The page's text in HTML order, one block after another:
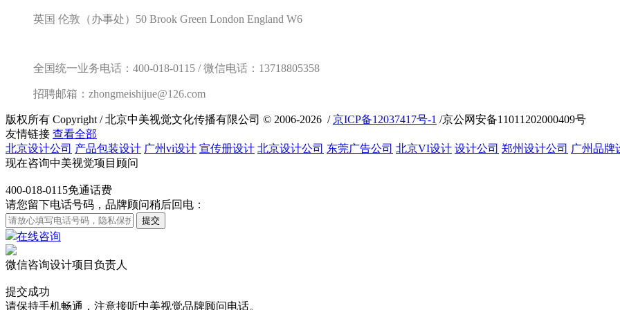
英国 伦敦（办事处）50 Brook Green London England W6
全国统一业务电话：400-018-0115 / 微信电话：13718805358
招聘邮箱：zhongmeishijue@126.com
版权所有 Copyright / 北京中美视觉文化传播有限公司 © 2006-2026 /京ICP备12037417号-1 /京公网安备11011202000409号
友情链接 查看全部
北京设计公司 产品包装设计 广州vi设计 宣传册设计 北京设计公司 东莞广告公司 北京VI设计 设计公司 郑州设计公司 广州品牌
现在咨询中美视觉项目顾问
400-018-0115免通话费
请您留下电话号码，品牌顾问稍后回电：
在线咨询
微信咨询设计项目负责人
提交成功
请保持手机畅通，注意接听中美视觉品牌顾问电话。